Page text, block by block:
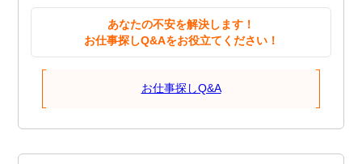
あなたの不安を解決します！
お仕事探しQ&Aをお役立てください！
お仕事探しQ&A